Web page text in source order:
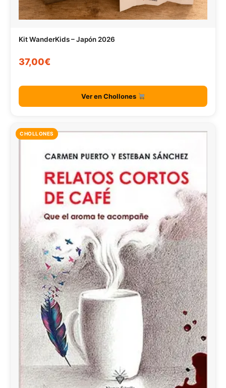
Kit WanderKids – Japón 2026
37,00€
Ver en Chollones
CHOLLONES